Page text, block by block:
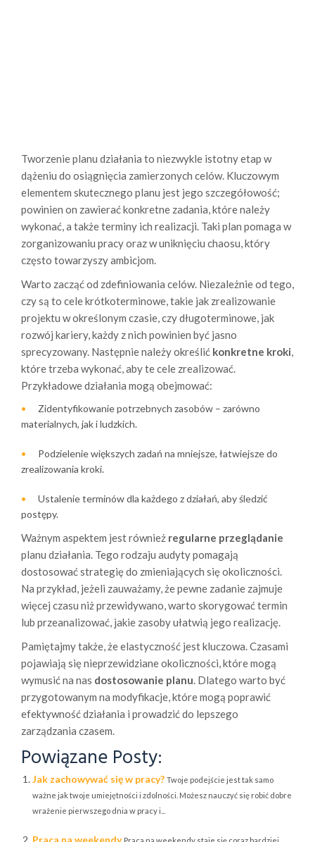
Tworzenie planu działania to niezwykle istotny etap w
dążeniu do osiągnięcia zamierzonych celów. Kluczowym
elementem skutecznego planu jest jego szczegółowość;
powinien on zawierać konkretne zadania, które należy
wykonać, a także terminy ich realizacji. Taki plan pomaga w
zorganizowaniu pracy oraz w uniknięciu chaosu, który
często towarzyszy ambicjom.
Warto zacząć od zdefiniowania celów. Niezależnie od tego,
czy są to cele krótkoterminowe, takie jak zrealizowanie
projektu w określonym czasie, czy długoterminowe, jak
rozwój kariery, każdy z nich powinien być jasno
sprecyzowany. Następnie należy określić konkretne kroki,
które trzeba wykonać, aby te cele zrealizować.
Przykładowe działania mogą obejmować:
Zidentyfikowanie potrzebnych zasobów – zarówno
materialnych, jak i ludzkich.
Podzielenie większych zadań na mniejsze, łatwiejsze do
zrealizowania kroki.
Ustalenie terminów dla każdego z działań, aby śledzić
postępy.
Ważnym aspektem jest również regularne przeglądanie
planu działania. Tego rodzaju audyty pomagają
dostosować strategię do zmieniających się okoliczności.
Na przykład, jeżeli zauważamy, że pewne zadanie zajmuje
więcej czasu niż przewidywano, warto skorygować termin
lub przeanalizować, jakie zasoby ułatwią jego realizację.
Pamiętajmy także, że elastyczność jest kluczowa. Czasami
pojawiają się nieprzewidziane okoliczności, które mogą
wymusić na nas dostosowanie planu. Dlatego warto być
przygotowanym na modyfikacje, które mogą poprawić
efektywność działania i prowadzić do lepszego
zarządzania czasem.
Powiązane Posty:
Jak zachowywać się w pracy? Twoje podejście jest tak samo
ważne jak twoje umiejętności i zdolności. Możesz nauczyć się robić dobre
wrażenie pierwszego dnia w pracy i...
Praca na weekendy Praca na weekendy staje się coraz bardziej